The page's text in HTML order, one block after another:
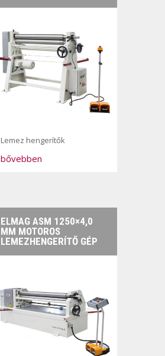
Lemez hengerítők
bővebben
ELMAG ASM 1250×4,0
MM MOTOROS
LEMEZHENGERÍTŐ GÉP